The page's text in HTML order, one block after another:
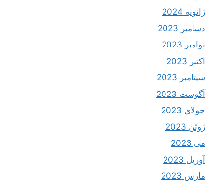
ژانویه 2024
دسامبر 2023
نوامبر 2023
اکتبر 2023
سپتامبر 2023
آگوست 2023
جولای 2023
ژوئن 2023
می 2023
آوریل 2023
مارس 2023